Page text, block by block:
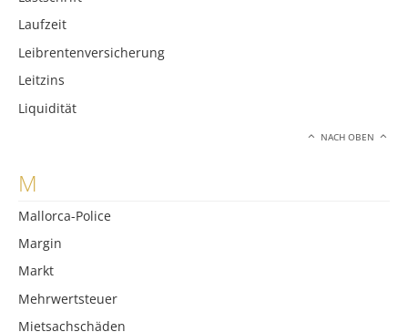
Laufzeit
Leibrentenversicherung
Leitzins
Liquidität
NACH OBEN
M
Mallorca-Police
Margin
Markt
Mehrwertsteuer
Mietsachschäden